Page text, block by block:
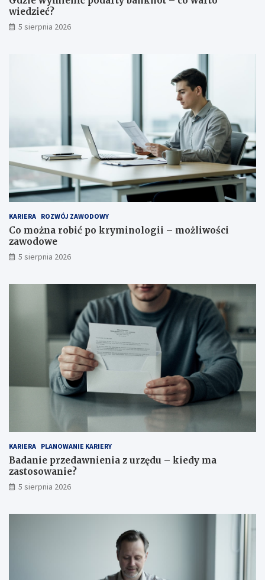
wiedzieć?
5 sierpnia 2026
KARIERA ROZWÓJ ZAWODOWY
Co można robić po kryminologii – możliwości
zawodowe
5 sierpnia 2026
KARIERA PLANOWANIE KARIERY
Badanie przedawnienia z urzędu – kiedy ma
zastosowanie?
5 sierpnia 2026